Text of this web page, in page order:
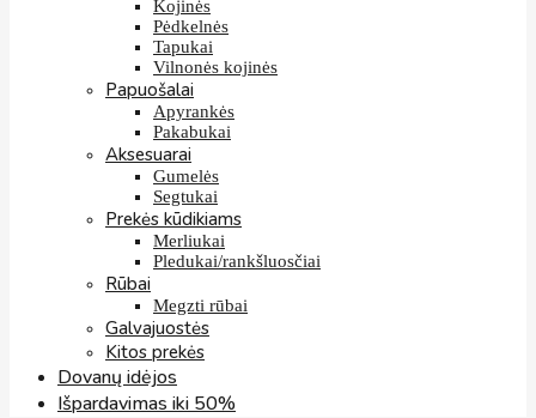
Kojinės
Pėdkelnės
Tapukai
Vilnonės kojinės
Papuošalai
Apyrankės
Pakabukai
Aksesuarai
Gumelės
Segtukai
Prekės kūdikiams
Merliukai
Pledukai/rankšluosčiai
Rūbai
Megzti rūbai
Galvajuostės
Kitos prekės
Dovanų idėjos
Išpardavimas iki 50%